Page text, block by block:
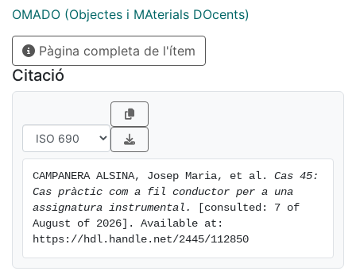
OMADO (Objectes i MAterials DOcents)
Pàgina completa de l'ítem
Citació
CAMPANERA ALSINA, Josep Maria, et al. Cas 45:
Cas pràctic com a fil conductor per a una
assignatura instrumental.
[consulted: 7 of
August of 2026]. Available at:
https://hdl.handle.net/2445/112850